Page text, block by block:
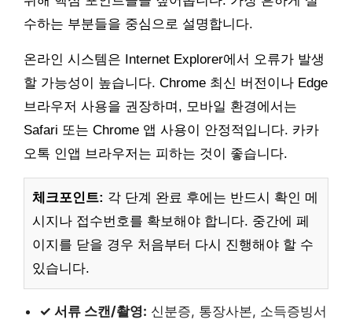
수하는 부분들을 중심으로 설명합니다.
온라인 시스템은 Internet Explorer에서 오류가 발생
할 가능성이 높습니다. Chrome 최신 버전이나 Edge
브라우저 사용을 권장하며, 모바일 환경에서는
Safari 또는 Chrome 앱 사용이 안정적입니다. 카카
오톡 인앱 브라우저는 피하는 것이 좋습니다.
체크포인트: 각 단계 완료 후에는 반드시 확인 메
시지나 접수번호를 확보해야 합니다. 중간에 페
이지를 닫을 경우 처음부터 다시 진행해야 할 수
있습니다.
✓ 서류 스캔/촬영: 신분증, 통장사본, 소득증빙서